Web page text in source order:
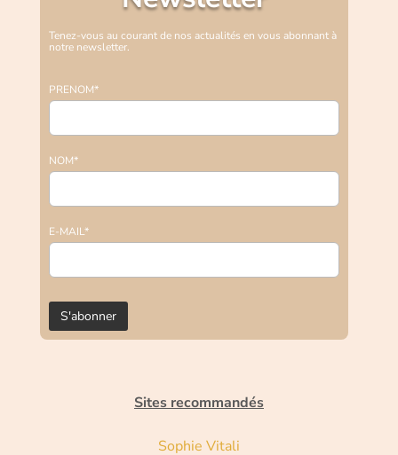
Tenez-vous au courant de nos actualités en vous abonnant à
notre newsletter.
PRENOM*
NOM*
E-MAIL*
Sites recommandés
Sophie Vitali